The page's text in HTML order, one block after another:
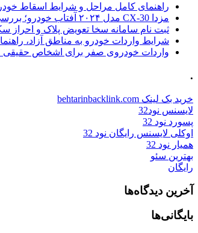
راهنمای کامل مراحل و شرایط اسقاط خودرو فرسوده
مزدا CX-30 مدل ۲۰۲۴ آفتاب خودرو؛ بررسی و مشخصات فنی
ثبت نام سامانه سخا تعویض پلاک و احراز
شرایط واردات خودرو به مناطق آزاد،
واردات خودروی صفر برای اشخاص حقیقی
.
خرید بک لینک behtarinbacklink.com
لایسنس نود32
پسورد نود 32
اوکلی لایسنس رایگان نود 32
همیار نود 32
بهترین سئو
رایگان
آخرین دیدگاه‌ها
بایگانی‌ها